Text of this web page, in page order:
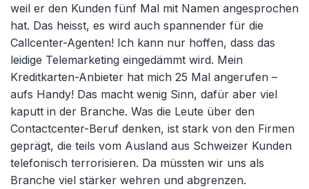
weil er den Kunden fünf Mal mit Namen angesprochen
hat. Das heisst, es wird auch spannender für die
Callcenter-Agenten! Ich kann nur hoffen, dass das
leidige Telemarketing eingedämmt wird. Mein
Kreditkarten-Anbieter hat mich 25 Mal angerufen –
aufs Handy! Das macht wenig Sinn, dafür aber viel
kaputt in der Branche. Was die Leute über den
Contactcenter-Beruf denken, ist stark von den Firmen
geprägt, die teils vom Ausland aus Schweizer Kunden
telefonisch terrorisieren. Da müssten wir uns als
Branche viel stärker wehren und abgrenzen.